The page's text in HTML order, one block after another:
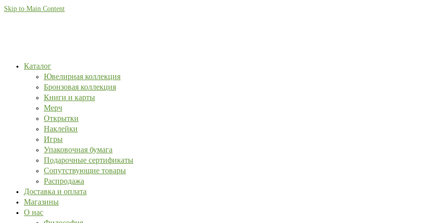
Skip to Main Content
Каталог
Ювелирная коллекция
Бронзовая коллекция
Книги и карты
Мерч
Открытки
Наклейки
Игры
Упаковочная бумага
Подарочные сертификаты
Сопутствующие товары
Распродажа
Доставка и оплата
Магазины
О нас